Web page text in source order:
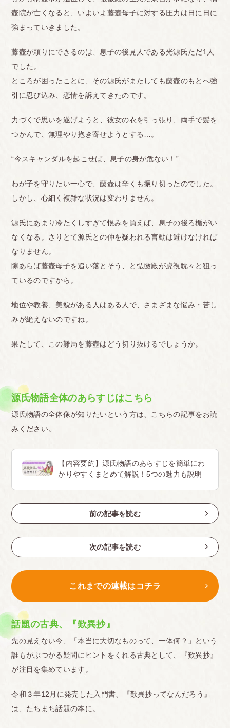
壺院が亡くなると、いよいよ藤壺母子に対する圧力は日に日に
強まっていきました。
藤壺が頼りにできるのは、息子の後見人である光源氏ただ1人
でした。
ところが困ったことに、その源氏がまたしても藤壺のもとへ強
引に忍び込み、恋情を訴えてきたのです。
力づくで思いを遂げようと、彼女の衣を引っ張り、両手で髪を
つかんで、無理やり抱き寄せようとする…。
“今スキャンダルを起こせば、息子の身が危ない！”
わが子を守りたい一心で、藤壺は辛くも振り切ったのでした。
しかし、心細く複雑な状況は変わりません。
源氏にあまり冷たくしすぎて恨みを買えば、息子の後ろ楯がい
なくなる。さりとて源氏との仲を疑われる言動は避けなければ
なりません。
隙あらば藤壺母子を追い落とそう、と弘徽殿が虎視眈々と狙っ
ているのですから。
地位や教養、美貌がある人はある人で、さまざまな悩み・苦し
みが絶えないのですね。
果たして、この難局を藤壺はどう切り抜けるでしょうか。
源氏物語全体のあらすじはこちら
源氏物語の全体像が知りたいという方は、こちらの記事をお読
みください。
【内容要約】源氏物語のあらすじを簡単にわ
かりやすくまとめて解説！5つの魅力も説明
前の記事を読む
次の記事を読む
これまでの連載はコチラ
話題の古典、『歎異抄』
先の見えない今、「本当に大切なものって、一体何？」という
誰もがぶつかる疑問にヒントをくれる古典として、『歎異抄』
が注目を集めています。
令和３年12月に発売した入門書、『歎異抄ってなんだろう』
は、たちまち話題の本に。